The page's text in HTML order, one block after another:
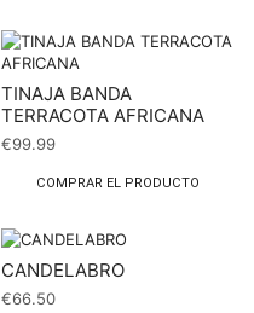
TINAJA BANDA
TERRACOTA AFRICANA
€99.99
COMPRAR EL PRODUCTO
CANDELABRO
€66.50